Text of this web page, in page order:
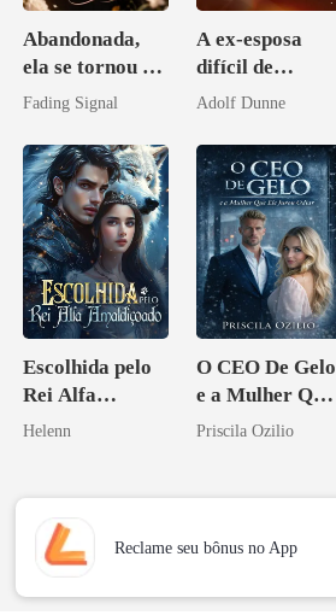
Abandonada,
ela se tornou a
noiva do arqui-
Fading Signal
A ex-esposa
difícil de
reconquistar
Adolf Dunne
Escolhida pelo
Rei Alfa
Amaldiçoado
Helenn
O CEO De Gelo
e a Mulher Que
Ele Jurou Odiar
Priscila Ozilio
Reclame seu bônus no App